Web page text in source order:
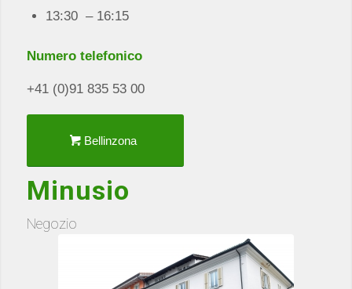
13:30 – 16:15
Numero telefonico
+41 (0)91 835 53 00
Bellinzona
Minusio
Negozio